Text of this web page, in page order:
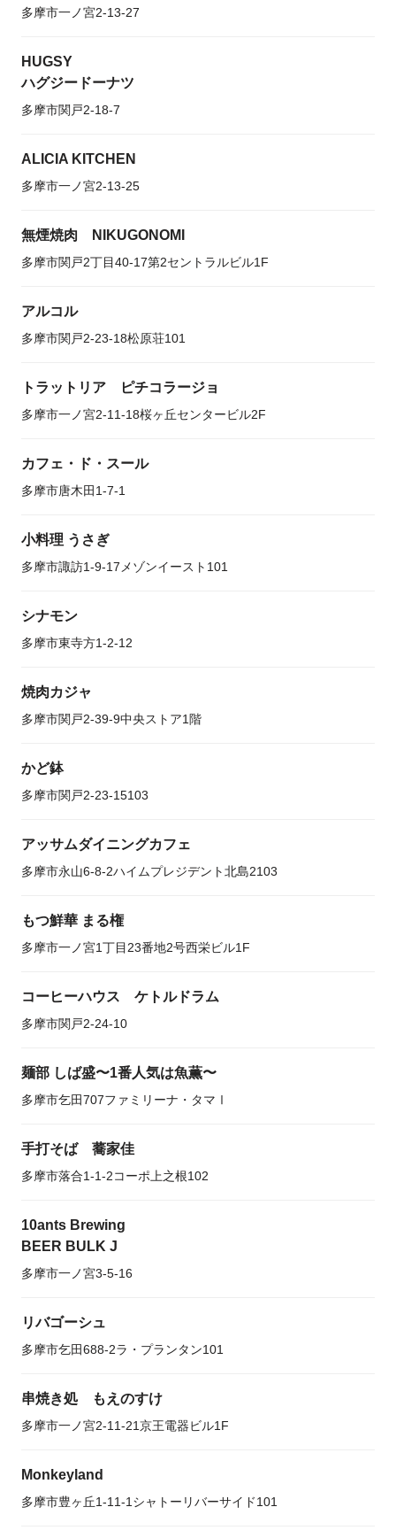
多摩市一ノ宮2-13-27
HUGSY
ハグジードーナツ
多摩市関戸2-18-7
ALICIA KITCHEN
多摩市一ノ宮2-13-25
無煙焼肉 NIKUGONOMI
多摩市関戸2丁目40-17第2セントラルビル1F
アルコル
多摩市関戸2-23-18松原荘101
トラットリア ピチコラージョ
多摩市一ノ宮2-11-18桜ヶ丘センタービル2F
カフェ・ド・スール
多摩市唐木田1-7-1
小料理 うさぎ
多摩市諏訪1-9-17メゾンイースト101
シナモン
多摩市東寺方1-2-12
焼肉カジャ
多摩市関戸2-39-9中央ストア1階
かど鉢
多摩市関戸2-23-15103
アッサムダイニングカフェ
多摩市永山6-8-2ハイムプレジデント北島2103
もつ鮮華 まる権
多摩市一ノ宮1丁目23番地2号西栄ビル1F
コーヒーハウス ケトルドラム
多摩市関戸2-24-10
麺部 しば盛〜1番人気は魚薫〜
多摩市乞田707ファミリーナ・タマⅠ
手打そば 蕎家佳
多摩市落合1-1-2コーポ上之根102
10ants Brewing
BEER BULK J
多摩市一ノ宮3-5-16
リバゴーシュ
多摩市乞田688-2ラ・プランタン101
串焼き処 もえのすけ
多摩市一ノ宮2-11-21京王電器ビル1F
Monkeyland
多摩市豊ヶ丘1-11-1シャトーリバーサイド101